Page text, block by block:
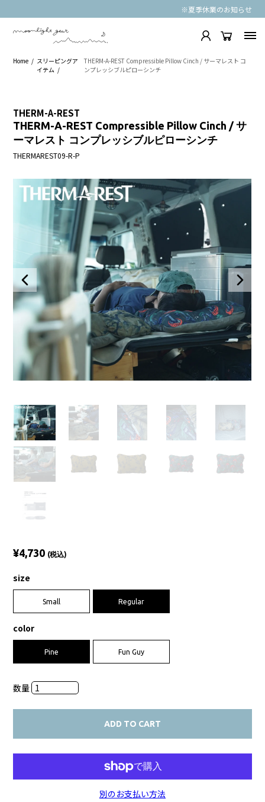
※夏季休業のお知らせ
Home
スリーピングア
イテム
THERM-A-REST Compressible Pillow Cinch / サーマレスト コ
ンプレッシブルピローシンチ
THERM-A-REST
THERM-A-REST Compressible Pillow Cinch / サ
ーマレスト コンプレッシブルピローシンチ
THERMAREST09-R-P
¥4,730 (税込)
size
Small Regular
color
Pine Fun Guy
数量
ADD TO CART
別のお支払い方法